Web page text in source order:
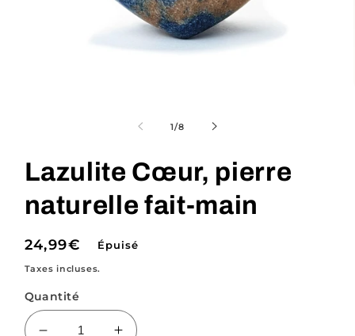
une
fenêtre
modale
1/de
8
Lazulite Cœur, pierre
naturelle fait-main
Prix
habituel
24,99€ Épuisé
Taxes incluses.
Quantité